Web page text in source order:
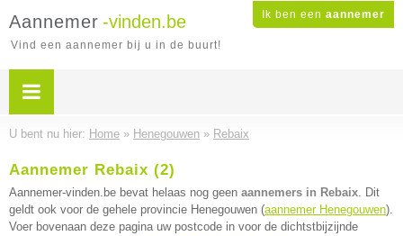
Ik ben een aannemer
Aannemer -vinden.be
Vind een aannemer bij u in de buurt!
U bent nu hier: Home » Henegouwen » Rebaix
Aannemer Rebaix (2)
Aannemer-vinden.be bevat helaas nog geen aannemers in Rebaix. Dit
geldt ook voor de gehele provincie Henegouwen (aannemer Henegouwen).
Voer bovenaan deze pagina uw postcode in voor de dichtstbijzijnde